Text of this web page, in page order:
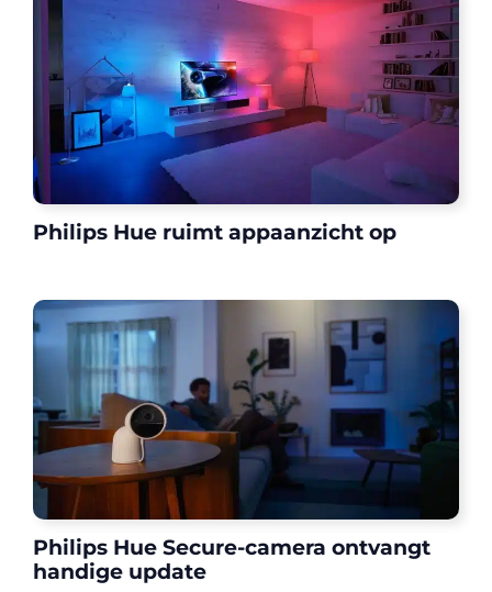
Philips Hue ruimt appaanzicht op
Philips Hue Secure-camera ontvangt
handige update